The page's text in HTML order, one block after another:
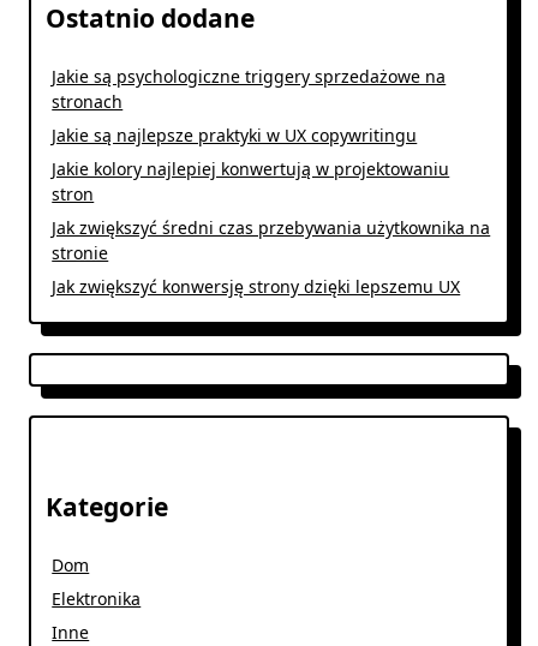
Ostatnio dodane
Jakie są psychologiczne triggery sprzedażowe na
stronach
Jakie są najlepsze praktyki w UX copywritingu
Jakie kolory najlepiej konwertują w projektowaniu
stron
Jak zwiększyć średni czas przebywania użytkownika na
stronie
Jak zwiększyć konwersję strony dzięki lepszemu UX
Kategorie
Dom
Elektronika
Inne